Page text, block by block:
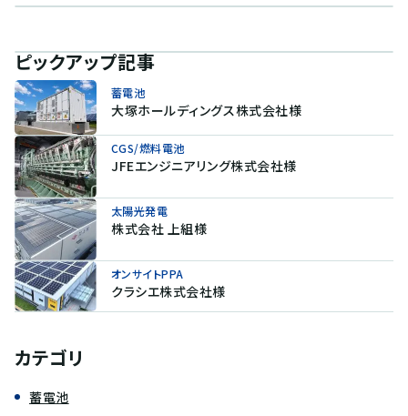
ピックアップ記事
蓄電池
大塚ホールディングス株式会社様
CGS/燃料電池
JFEエンジニアリング株式会社様
太陽光発電
株式会社 上組様
オンサイトPPA
クラシエ株式会社様
カテゴリ
蓄電池